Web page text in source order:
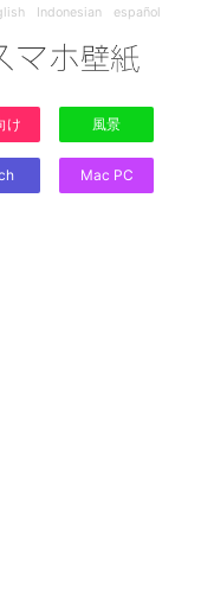
Indonesian español
け 風景
Mac PC